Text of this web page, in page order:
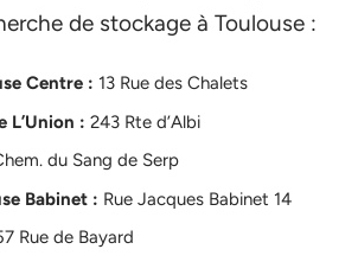
de stockage à Toulouse :
Centre : 13 Rue des Chalets
L’Union : 243 Rte d’Albi
du Sang de Serp
Babinet : Rue Jacques Babinet 14
Rue de Bayard